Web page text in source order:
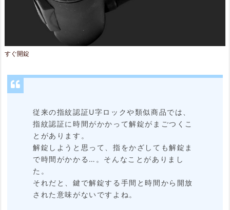
すぐ開錠
従来の指紋認証U字ロックや類似商品では、
指紋認証に時間がかかって解錠がまごつくこ
とがあります。
解錠しようと思って、指をかざしても解錠ま
で時間がかかる…。そんなことがありまし
た。
それだと、鍵で解錠する手間と時間から開放
された意味がないですよね。